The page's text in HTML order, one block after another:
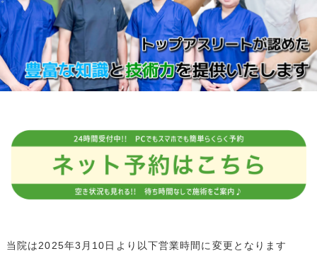
当院は2025年3月10日より以下営業時間に変更となります